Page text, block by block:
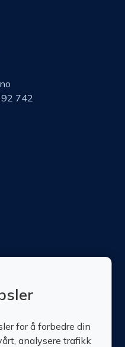
742
for å forbedre din
analysere trafikk